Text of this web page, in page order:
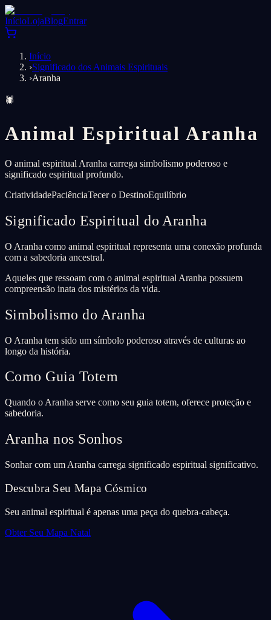
InícioLojaBlogEntrar
Início
›Significado dos Animais Espirituais
›Aranha
🕷️
Animal Espiritual Aranha
O animal espiritual Aranha carrega simbolismo poderoso e
significado espiritual profundo.
CriatividadePaciênciaTecer o DestinoEquilíbrio
Significado Espiritual do Aranha
O Aranha como animal espiritual representa uma conexão profunda
com a sabedoria ancestral.
Aqueles que ressoam com o animal espiritual Aranha possuem
compreensão inata dos mistérios da vida.
Simbolismo do Aranha
O Aranha tem sido um símbolo poderoso através de culturas ao
longo da história.
Como Guia Totem
Quando o Aranha serve como seu guia totem, oferece proteção e
sabedoria.
Aranha nos Sonhos
Sonhar com um Aranha carrega significado espiritual significativo.
Descubra Seu Mapa Cósmico
Seu animal espiritual é apenas uma peça do quebra-cabeça.
Obter Seu Mapa Natal